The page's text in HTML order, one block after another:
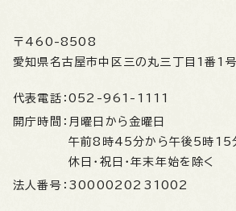
〒460-8508
愛知県名古屋市中区三の丸三丁目1番1号
代表電話： 052-961-1111
開庁時間： 月曜日から金曜日
午前8時45分から午後5時15
休日・祝日・年末年始を除く
法人番号： 3000020231002